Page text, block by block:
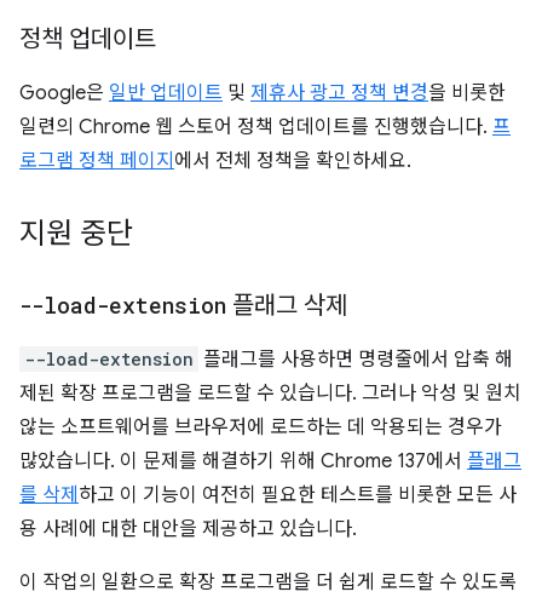
정책 업데이트
Google은 일반 업데이트 및 제휴사 광고 정책 변경을 비롯한
일련의 Chrome 웹 스토어 정책 업데이트를 진행했습니다. 프
로그램 정책 페이지 에서 전체 정책을 확인하세요.
지원 중단
--load-extension 플래그 삭제
--load-extension 플래그를 사용하면 명령줄에서 압축 해
제된 확장 프로그램을 로드할 수 있습니다. 그러나 악성 및 원치
않는 소프트웨어를 브라우저에 로드하는 데 악용되는 경우가
많았습니다. 이 문제를 해결하기 위해 Chrome 137에서 플래그
를 삭제 하고 이 기능이 여전히 필요한 테스트를 비롯한 모든 사
용 사례에 대한 대안을 제공하고 있습니다.
이 작업의 일환으로 확장 프로그램을 더 쉽게 로드할 수 있도록